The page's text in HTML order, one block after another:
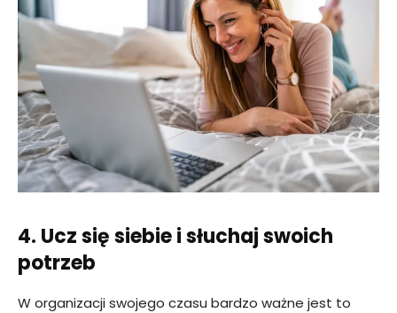
4. Ucz się siebie i słuchaj swoich
potrzeb
W organizacji swojego czasu bardzo ważne jest to